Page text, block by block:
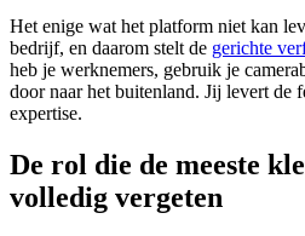
Het enige wat het platform niet kan
bedrijf, en daarom stelt de gerichte
heb je werknemers, gebruik je
door naar het buitenland. Jij levert de
expertise.
De rol die de meeste
volledig vergeten